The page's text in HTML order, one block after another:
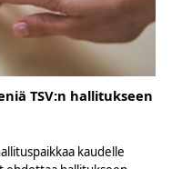
TSV:n hallitukseen
kaudelle